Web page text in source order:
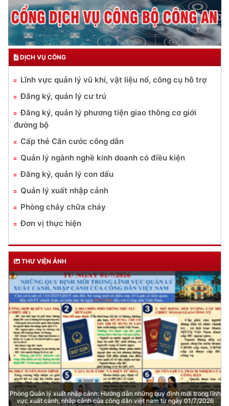
DỊCH VỤ CÔNG
Lĩnh vực quản lý vũ khí, vật liệu nổ, công cụ hỗ trợ
Đăng ký, quản lý cư trú
Đăng ký, quản lý phương tiện giao thông cơ giới
đường bộ
Cấp thẻ Căn cước công dân
Quản lý ngành nghề kinh doanh có điều kiện
Đăng ký, quản lý con dấu
Quản lý xuất nhập cảnh
Phòng cháy chữa cháy
Đơn vị thực hiện
THƯ VIỆN ẢNH
Phòng Quản lý xuất nhập cảnh: Hướng dẫn những quy định mới trong lĩnh
vực xuất cảnh, nhập cảnh của công dân việt nam từ ngày 01/7/2026